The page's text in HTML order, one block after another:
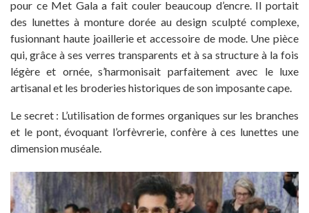
pour ce Met Gala a fait couler beaucoup d’encre. Il portait
des lunettes à monture dorée au design sculpté complexe,
fusionnant haute joaillerie et accessoire de mode. Une pièce
qui, grâce à ses verres transparents et à sa structure à la fois
légère et ornée, s’harmonisait parfaitement avec le luxe
artisanal et les broderies historiques de son imposante cape.
Le secret : L’utilisation de formes organiques sur les branches
et le pont, évoquant l’orfèvrerie, confère à ces lunettes une
dimension muséale.